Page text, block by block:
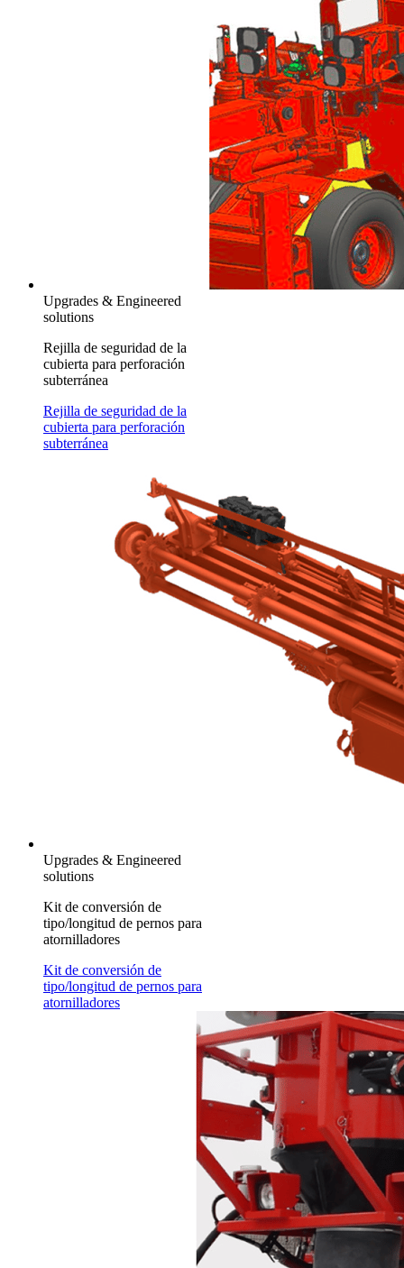
Upgrades & Engineered
solutions
Rejilla de seguridad de la
cubierta para perforación
subterránea
Rejilla de seguridad de la
cubierta para perforación
subterránea
Upgrades & Engineered
solutions
Kit de conversión de
tipo/longitud de pernos para
atornilladores
Kit de conversión de
tipo/longitud de pernos para
atornilladores